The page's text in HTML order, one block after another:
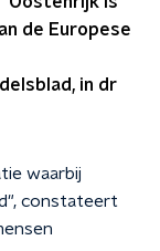
de Europese
in dr
waarbij
constateert